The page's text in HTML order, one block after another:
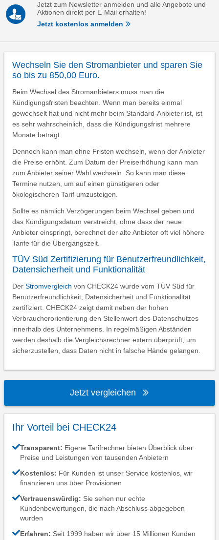
Jetzt zum Newsletter anmelden und alle Angebote und
Aktionen direkt per E-Mail erhalten!
Jetzt kostenlos anmelden
Wechseln Sie den Stromanbieter und sparen Sie
so bis zu 850,00 Euro.
Beim Wechsel des Stromanbieters muss man die
Kündigungsfristen beachten. Wenn man bereits einmal
gewechselt hat und nicht mehr beim Standard-Anbieter ist, ist
es sehr wahrscheinlich, dass die Kündigungsfrist mehrere
Monate beträgt.
Dennoch kann man ohne Fristen wechseln, wenn der Anbieter
die Preise erhöht. Zum Datum der Preiserhöhung kann man
zum Anbieter seiner Wahl wechseln. So kann man diese
Termine nutzen, um auf einen günstigeren oder
ökologischeren Tarif umzusteigen.
Sollte es nämlich Verzögerungen beim Wechsel geben und
das Kündigungsdatum verstreicht, ohne dass der neue
Anbieter einspringt, berechnet der alte Anbieter oft viel höhere
Tarife für die Übergangszeit.
TÜV Süd Zertifizierung für Benutzerfreundlichkeit,
Datensicherheit und Funktionalität
Der Stromvergleich von CHECK24 wurde vom TÜV Süd für
Benutzerfreundlichkeit, Datensicherheit und Funktionalität
zertifiziert. CHECK24 zeigt damit neben der hohen
Verbraucherorientierung den Stellenwert des Datenschutzes
innerhalb des Unternehmens. In regelmäßigen Abständen
werden deshalb die Vergleichsrechner extern überprüft, um
sicherzustellen, dass Daten nicht in falsche Hände gelangen.
Jetzt vergleichen
Ihr Vorteil bei CHECK24
Transparent: Eigene Tarifrechner bieten Überblick über
Preise und Leistungen von tausenden Anbietern
Kostenlos: Für Kunden ist unser Service kostenlos, wir
finanzieren uns über Provisionen
Vertrauenswürdig: Sie sehen nur echte
Kundenbewertungen, die nach Abschluss abgegeben
wurden
Erfahren: Seit 1999 haben wir über 15 Millionen Kunden